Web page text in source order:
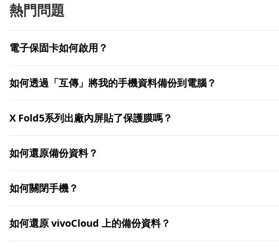
熱門問題
電子保固卡如何啟用？
如何透過「互傳」將我的手機資料備份到電腦？
X Fold5系列出廠內屏貼了保護膜嗎？
如何還原備份資料？
如何關閉手機？
如何還原 vivoCloud 上的備份資料？